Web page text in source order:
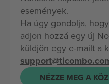
események.
Ha úgy gondolja,
adjon hozzá egy új
küldjön egy e-mailt a
NÉZZE MEG A